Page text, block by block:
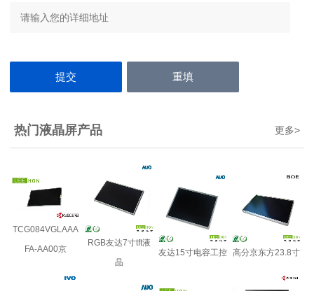
更多>
热门液晶屏产品
TCG084VGLAAA
FA-AA00京
RGB友达7寸tft液
晶
友达15寸电容工控 高分京东方23.8寸